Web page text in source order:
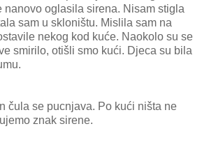
nanovo oglasila sirena. Nisam stigla
sam u skloništu. Mislila sam na
nekog kod kuće. Naokolo su se
smirilo, otišli smo kući. Djeca su bila
čula se pucnjava. Po kući ništa ne
znak sirene.